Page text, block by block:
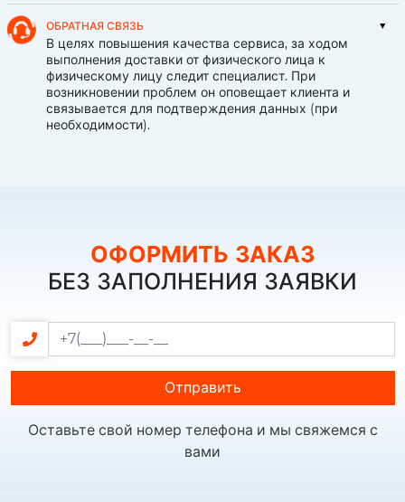
ОБРАТНАЯ СВЯЗЬ
В целях повышения качества сервиса, за ходом
выполнения доставки от физического лица к
физическому лицу следит специалист. При
возникновении проблем он оповещает клиента и
связывается для подтверждения данных (при
необходимости).
ОФОРМИТЬ ЗАКАЗ
БЕЗ ЗАПОЛНЕНИЯ ЗАЯВКИ
Отправить
Оставьте свой номер телефона и мы свяжемся с
вами